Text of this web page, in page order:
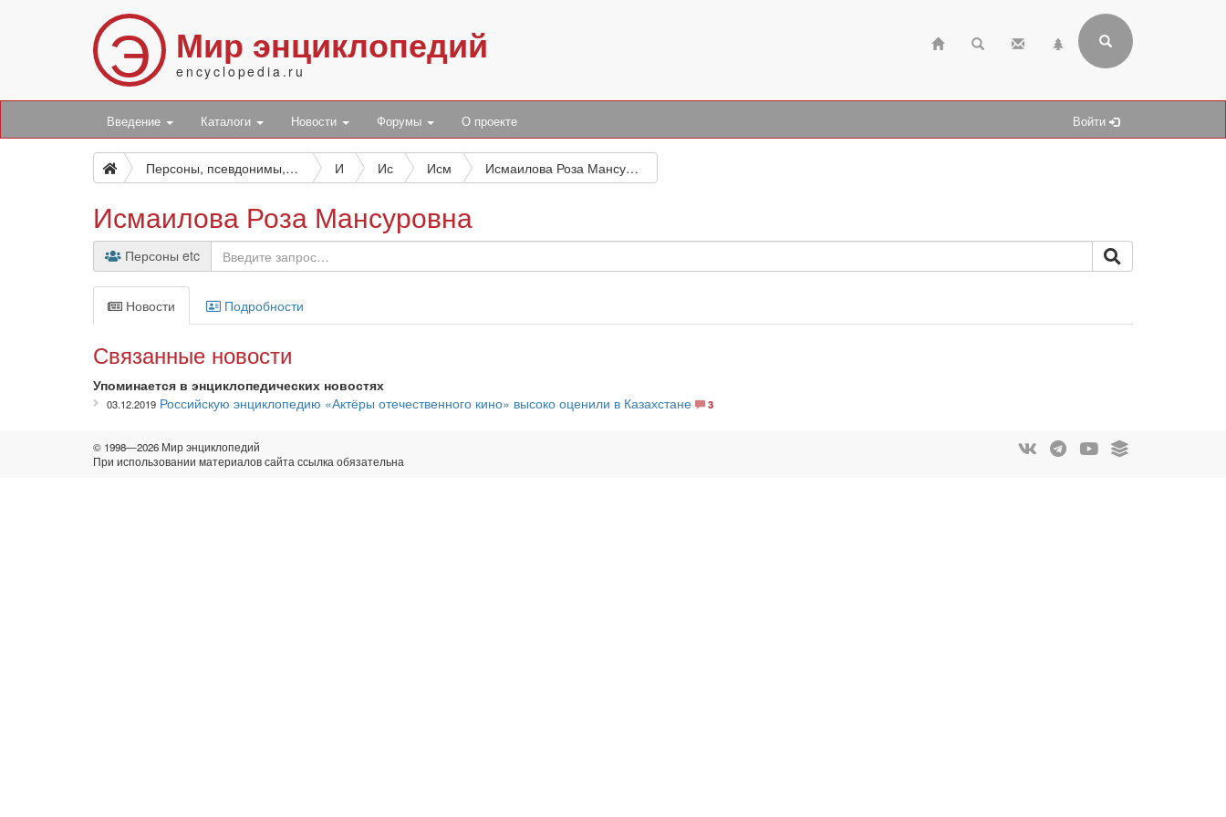
Э Мир энциклопедий
encyclopedia.ru
Введение Каталоги Новости Форумы О проекте Войти
Персоны, псевдонимы, персонажи и боты И Ис Исм Исмаилова Роза Мансуровна
Исмаилова Роза Мансуровна
Персоны etc
Новости Подробности
Связанные новости
Упоминается в энциклопедических новостях
03.12.2019 Российскую энциклопедию «Актёры отечественного кино» высоко оценили в Казахстане 3
© 1998—2026 Мир энциклопедий
При использовании материалов сайта ссылка обязательна